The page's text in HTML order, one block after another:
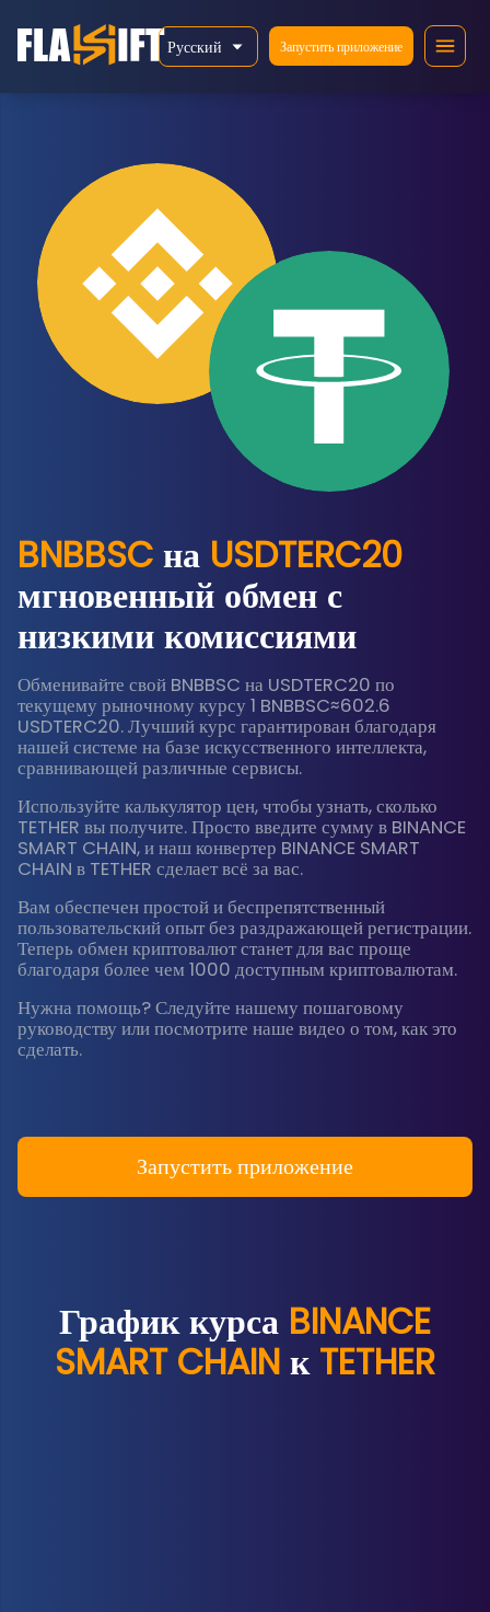
Русский Запустить приложение
BNBBSC на USDTERC20
мгновенный обмен с
низкими комиссиями
Обменивайте свой BNBBSC на USDTERC20 по
текущему рыночному курсу 1 BNBBSC≈602.6
USDTERC20. Лучший курс гарантирован благодаря
нашей системе на базе искусственного интеллекта,
сравнивающей различные сервисы.
Используйте калькулятор цен, чтобы узнать, сколько
TETHER вы получите. Просто введите сумму в BINANCE
SMART CHAIN, и наш конвертер BINANCE SMART
CHAIN в TETHER сделает всё за вас.
Вам обеспечен простой и беспрепятственный
пользовательский опыт без раздражающей регистрации.
Теперь обмен криптовалют станет для вас проще
благодаря более чем 1000 доступным криптовалютам.
Нужна помощь? Следуйте нашему пошаговому
руководству или посмотрите наше видео о том, как это
сделать.
Запустить приложение
График курса BINANCE
SMART CHAIN к TETHER